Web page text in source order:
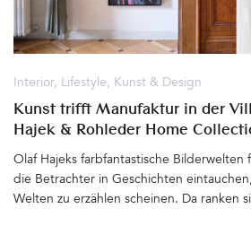
Interior, Lifestyle, Kunst & Design
Kunst trifft Manufaktur in der
Hajek & Rohleder Home
Olaf Hajeks farbfantastische Bilderwelten
die Betrachter in Geschichten
Welten zu erzählen scheinen. Da ranken